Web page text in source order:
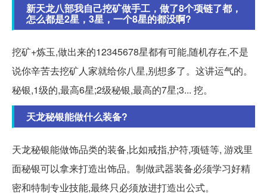
新天龙八部我自己挖矿做手工，做了8个项链了都，
怎么都是2星，3星，一个8星的都没啊?
挖矿+炼玉,做出来的12345678星都有可能,随机存在,不是
说你辛苦去挖矿人家就给你八星,别想多了。这讲运气的。
秘银,1级的,最高6星;2级秘银,最高的7星;3... 挖。
天龙秘银能做什么装备?
天龙秘银能做饰品类的装备,比如戒指,护符,项链等, 游戏里
面秘银可以拿来打造出饰品。制做武器装备必须学习好精
密和特制专业技能,最终只必须放进打造出公式。